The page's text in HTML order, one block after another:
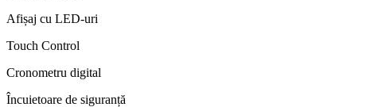
Afișaj cu LED-uri
Touch Control
Cronometru digital
Încuietoare de siguranță